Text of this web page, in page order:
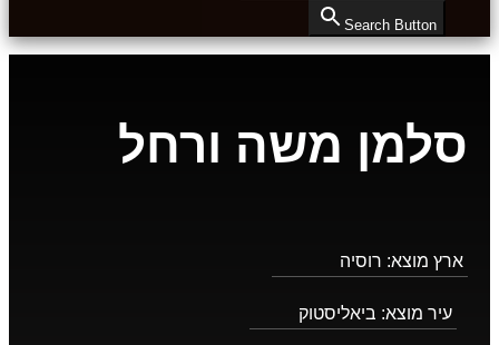
Search Button
סלמן משה ורחל
ארץ מוצא: רוסיה
עיר מוצא: ביאליסטוק